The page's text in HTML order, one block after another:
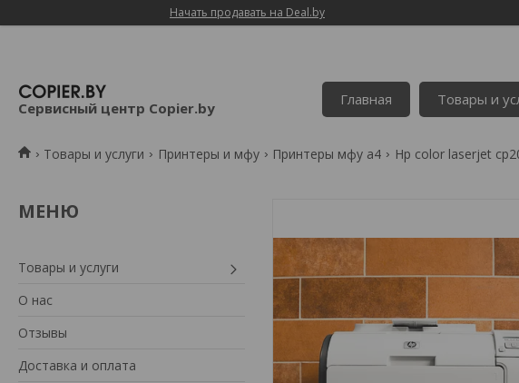
Начать продавать на Deal.by
Сервисный центр Copier.by Главная Товары и
Товары и услуги Принтеры и мфу Принтеры мфу а4 Hp color laserjet
Товары и услуги
О нас
Отзывы
Доставка и оплата